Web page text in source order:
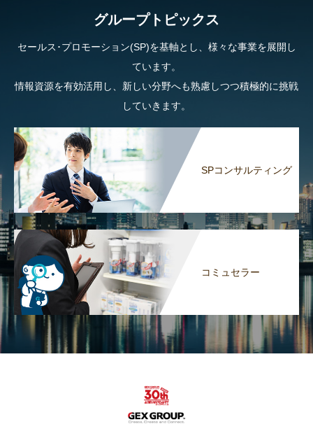
グループトピックス
セールス･プロモーション(SP)を基軸とし、様々な事業を展開し
ています。
情報資源を有効活用し、新しい分野へも熟慮しつつ積極的に挑戦
していきます。
SPコンサルティング
コミュセラー